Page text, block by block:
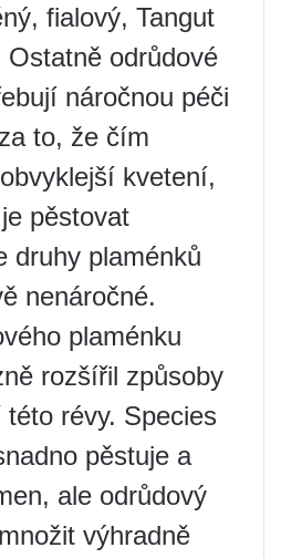
fialový, Tangut
odrůdové
náročnou péči
to, že čím
kvetení,
pěstovat
druhy plaménků
nenáročné.
plaménku
rozšířil způsoby
révy. Species
pěstuje a
ale odrůdový
výhradně